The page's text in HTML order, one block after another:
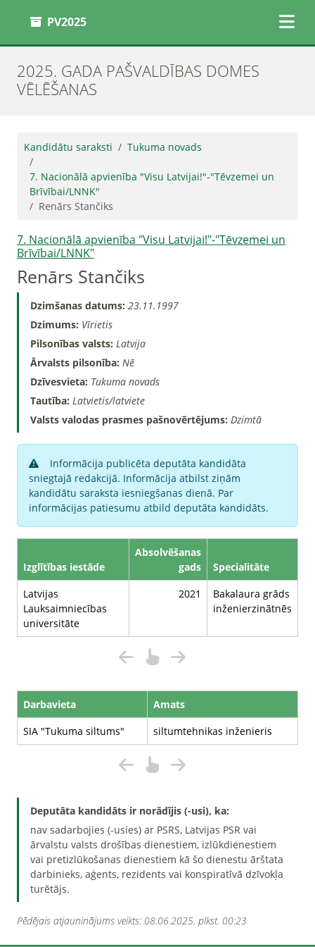
PV2025
2025. GADA PAŠVALDĪBAS DOMES
VĒLĒŠANAS
Kandidātu saraksti Tukuma novads
7. Nacionālā apvienība "Visu Latvijai!"-"Tēvzemei un
Brīvībai/LNNK"
Renārs Stančiks
7. Nacionālā apvienība "Visu Latvijai!"-"Tēvzemei un
Brīvībai/LNNK"
Renārs Stančiks
Dzimšanas datums: 23.11.1997
Dzimums: Vīrietis
Pilsonības valsts: Latvija
Ārvalsts pilsonība: Nē
Dzīvesvieta: Tukuma novads
Tautība: Latvietis/latviete
Valsts valodas prasmes pašnovērtējums: Dzimtā
Informācija publicēta deputāta kandidāta
sniegtajā redakcijā. Informācija atbilst ziņām
kandidātu saraksta iesniegšanas dienā. Par
informācijas patiesumu atbild deputāta kandidāts.
Izglītības iestāde
Absolvēšanas
gads
Specialitāte
Latvijas
Lauksaimniecības
universitāte
2021
Bakalaura grāds
inženierzinātnēs
Darbavieta
Amats
SIA "Tukuma siltums"
siltumtehnikas inženieris
Deputāta kandidāts ir norādījis (-usi), ka:
nav sadarbojies (-usies) ar PSRS, Latvijas PSR vai
ārvalstu valsts drošības dienestiem, izlūkdienestiem
vai pretizlūkošanas dienestiem kā šo dienestu ārštata
darbinieks, aģents, rezidents vai konspiratīvā dzīvokļa
turētājs.
Pēdējais atjauninājums veikts: 08.06.2025. plkst. 00:23